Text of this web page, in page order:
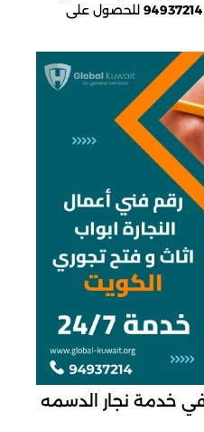
94937214 للحصول على
في خدمة نجار الدسمه